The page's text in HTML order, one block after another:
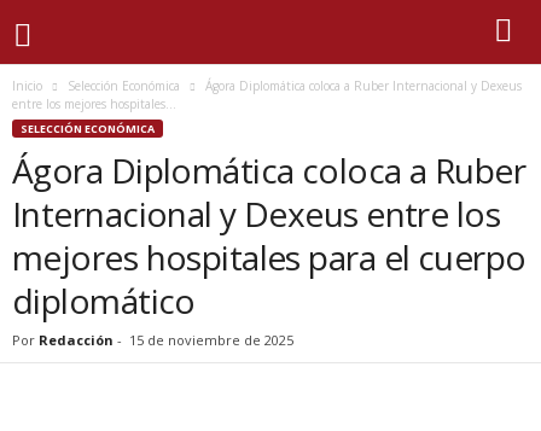
Inicio Selección Económica
Ágora Diplomática coloca a Ruber Internacional y Dexeus
entre los mejores hospitales...
SELECCIÓN ECONÓMICA
Ágora Diplomática coloca a Ruber
Internacional y Dexeus entre los
mejores hospitales para el cuerpo
diplomático
Por Redacción - 15 de noviembre de 2025